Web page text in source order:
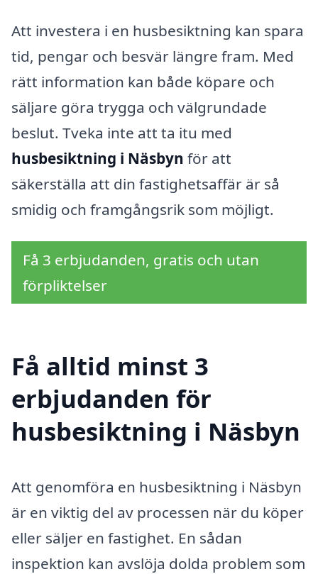
Att investera i en husbesiktning kan spara
tid, pengar och besvär längre fram. Med
rätt information kan både köpare och
säljare göra trygga och välgrundade
beslut. Tveka inte att ta itu med
husbesiktning i Näsbyn för att
säkerställa att din fastighetsaffär är så
smidig och framgångsrik som möjligt.
Få 3 erbjudanden, gratis och utan
förpliktelser
Få alltid minst 3
erbjudanden för
husbesiktning i Näsbyn
Att genomföra en husbesiktning i Näsbyn
är en viktig del av processen när du köper
eller säljer en fastighet. En sådan
inspektion kan avslöja dolda problem som